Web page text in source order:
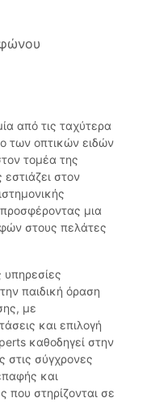
από τις ταχύτερα
των οπτικών ειδών
τομέα της
εστιάζει στον
μια
στους πελάτες
υπηρεσίες
παιδική όραση
με
και επιλογή
καθοδηγεί στην
στις σύγχρονες
και
που στηρίζονται σε